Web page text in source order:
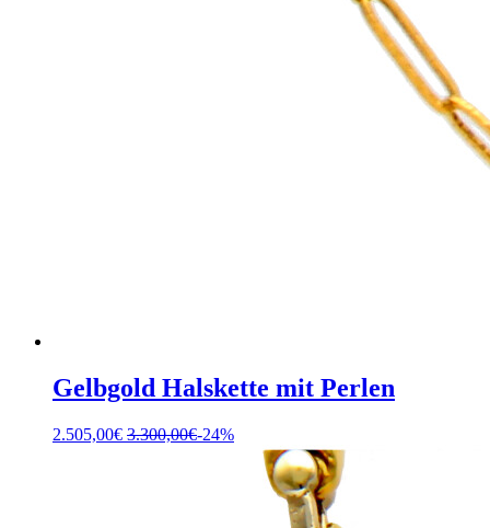
Gelbgold Halskette mit Perlen
2.505,00€ 3.300,00€-24%